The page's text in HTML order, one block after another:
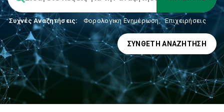
Συχνές Αναζητήσεις: Φορολογικη Ενημέρωση, Επιχειρήσεις
ΣΎΝΘΕΤΗ ΑΝΑΖΉΤΗΣΗ